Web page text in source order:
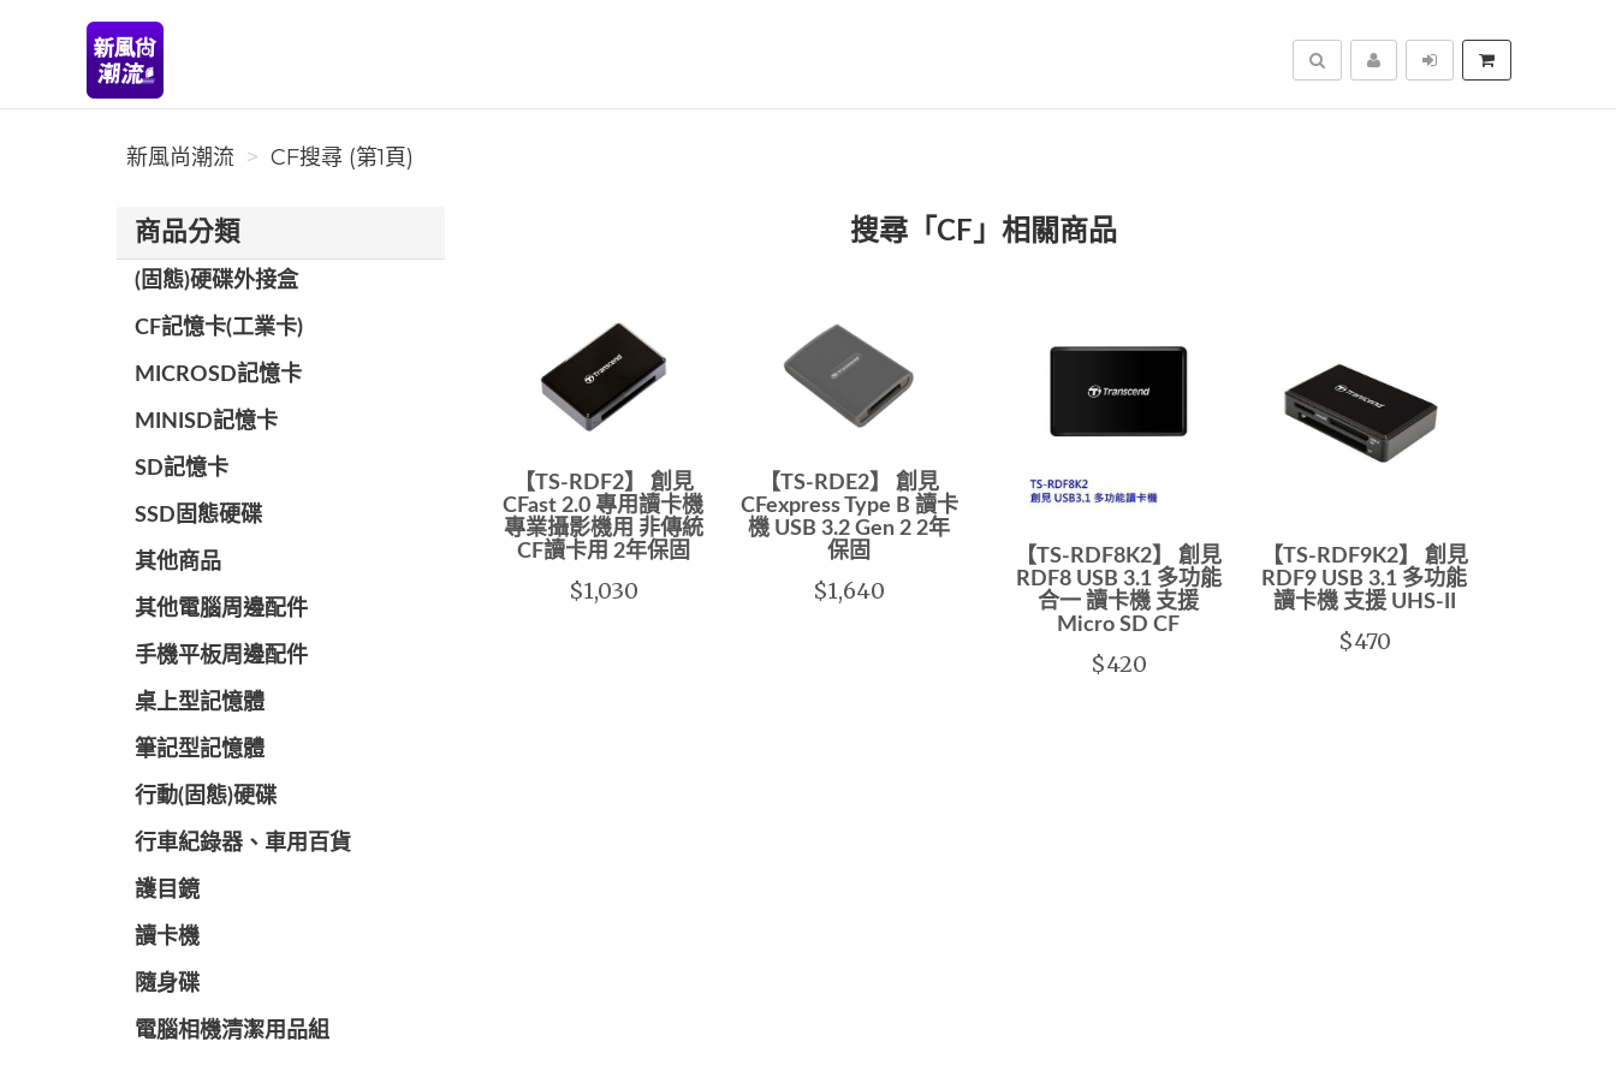
新風尚潮流
搜尋
新風尚潮流 CF搜尋 (第1頁)
商品分類
(固態)硬碟外接盒
CF記憶卡(工業卡)
MICROSD記憶卡
MINISD記憶卡
SD記憶卡
SSD固態硬碟
其他商品
其他電腦周邊配件
手機平板周邊配件
桌上型記憶體
筆記型記憶體
行動(固態)硬碟
行車紀錄器、車用百貨
護目鏡
讀卡機
隨身碟
電腦相機清潔用品組
搜尋「CF」相關商品
【TS-RDF2】 創見
CFast 2.0 專用讀卡機
專業攝影機用 非傳統
CF讀卡用 2年保固
$1,030
【TS-RDE2】 創見
CFexpress Type B 讀卡
機 USB 3.2 Gen 2 2年
保固
$1,640
【TS-RDF8K2】 創見
RDF8 USB 3.1 多功能
合一 讀卡機 支援
Micro SD CF
$420
【TS-RDF9K2】 創見
RDF9 USB 3.1 多功能
讀卡機 支援 UHS-II
$470